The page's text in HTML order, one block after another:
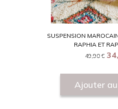
SUSPENSION
RAPHIA ET
49,90 €
Ajouter